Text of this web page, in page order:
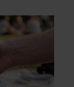
aan
leven